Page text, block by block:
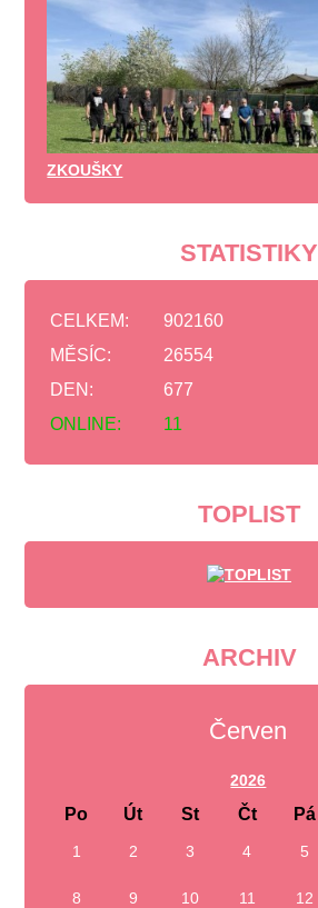
ZKOUŠKY
STATISTIKY
ONLINE: 11
CELKEM:
902160
MĚSÍC:
26554
DEN:
677
TOPLIST
ARCHIV
Červen
2026
Po Út St Čt Pá
1 2 3 4 5
8 9 10 11 12